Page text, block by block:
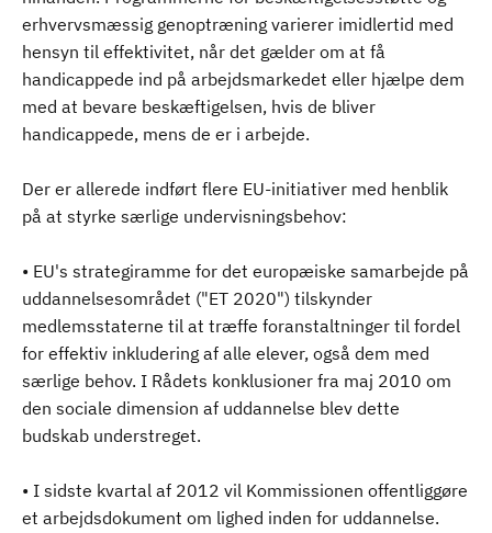
erhvervsmæssig genoptræning varierer imidlertid med
hensyn til effektivitet, når det gælder om at få
handicappede ind på arbejdsmarkedet eller hjælpe dem
med at bevare beskæftigelsen, hvis de bliver
handicappede, mens de er i arbejde.
Der er allerede indført flere EU-initiativer med henblik
på at styrke særlige undervisningsbehov:
• EU's strategiramme for det europæiske samarbejde på
uddannelsesområdet ("ET 2020") tilskynder
medlemsstaterne til at træffe foranstaltninger til fordel
for effektiv inkludering af alle elever, også dem med
særlige behov. I Rådets konklusioner fra maj 2010 om
den sociale dimension af uddannelse blev dette
budskab understreget.
• I sidste kvartal af 2012 vil Kommissionen offentliggøre
et arbejdsdokument om lighed inden for uddannelse.